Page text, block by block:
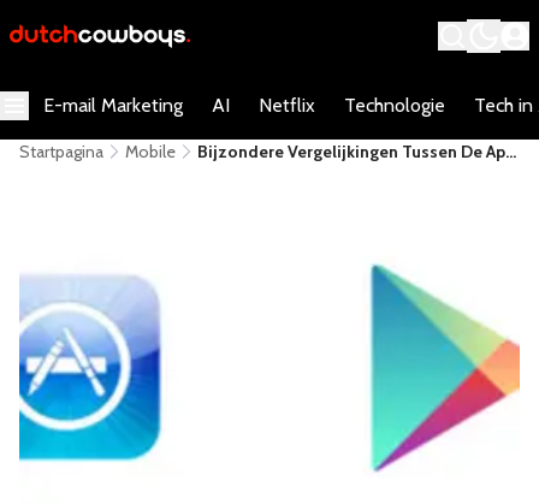
E-mail Marketing AI Netflix Technologie Tech in
Startpagina Mobile
Bijzondere Vergelijkingen Tussen De App